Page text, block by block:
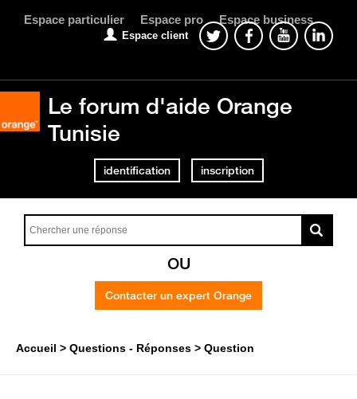
Espace particulier Espace pro Espace business
Espace client
Le forum d'aide Orange
Tunisie
identification inscription
OU
Contacter un expert Orange
Accueil Questions - Réponses Question